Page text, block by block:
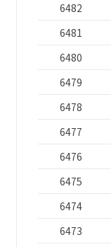
6482
6481
6480
6479
6478
6477
6476
6475
6474
6473